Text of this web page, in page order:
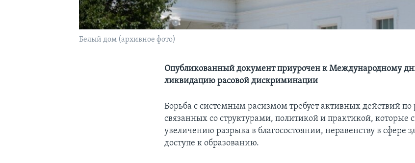
Белый дом (архивное фото)
Опубликованный документ приурочен к Международному
ликвидацию расовой дискриминации
Борьба с системным расизмом требует активных действий
связанных со структурами, политикой и практикой, которые
увеличению разрыва в благосостоянии, неравенству в сфере
доступе к образованию.